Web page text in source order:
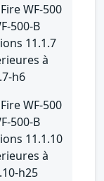
WF-500
500-B
11.1.7
à
h6
WF-500
500-B
11.1.10
à
h25